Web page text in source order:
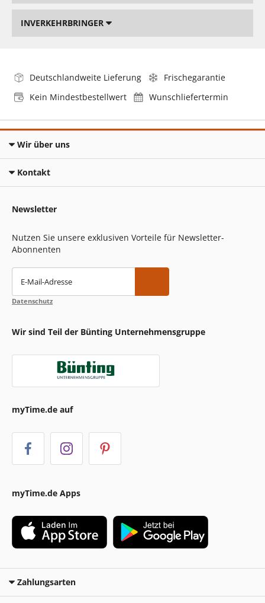
INVERKEHRBRINGER
Deutschlandweite Lieferung
Frischegarantie
Kein Mindestbestellwert
Wunschliefertermin
Wir über uns
Kontakt
Newsletter
Nutzen Sie unsere exklusiven Vorteile für Newsletter-
Abonnenten
E-Mail-Adresse
Datenschutz
Wir sind Teil der Bünting Unternehmensgruppe
myTime.de auf
myTime.de Apps
Zahlungsarten